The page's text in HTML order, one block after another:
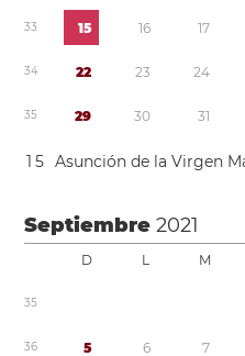
33 15 16 17
34 22 23 24
35 29 30 31
1 5 Asunción de la Virgen
Septiembre2021
D L M
35
36 5 6 7